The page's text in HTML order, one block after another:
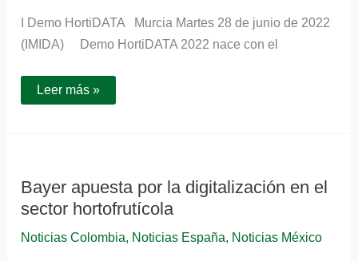
I Demo HortiDATA Murcia Martes 28 de junio de 2022
(IMIDA) Demo HortiDATA 2022 nace con el
Leer más »
Bayer apuesta por la digitalización en el
sector hortofrutícola
Noticias Colombia, Noticias España, Noticias México
digitalización
en
el
hortofrutícola